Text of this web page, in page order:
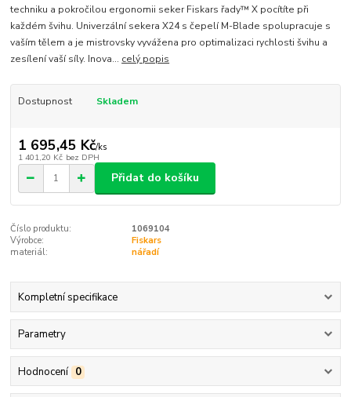
techniku a pokročilou ergonomii seker Fiskars řady™ X pocítíte při
každém švihu. Univerzální sekera X24 s čepelí M-Blade spolupracuje s
vaším tělem a je mistrovsky vyvážena pro optimalizaci rychlosti švihu a
zesílení vaší síly. Inova... celý popis
Dostupnost Skladem
1 695,45 Kč/ks
1 401,20 Kč bez DPH
Přidat do košíku
Číslo produktu:
1069104
Výrobce:
Fiskars
materiál:
nářadí
Kompletní specifikace
Parametry
Hodnocení 0